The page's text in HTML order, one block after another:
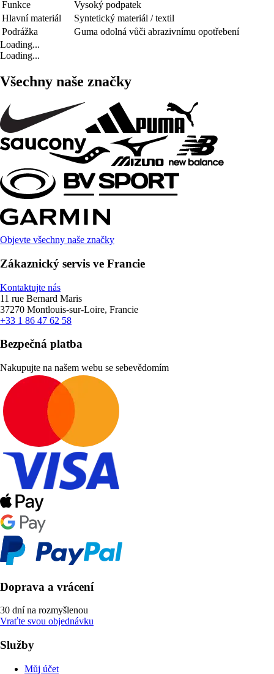
Funkce
Vysoký podpatek
Hlavní materiál
Syntetický materiál / textil
Podrážka
Guma odolná vůči abrazivnímu opotřebení
Loading...
Loading...
Všechny naše značky
Objevte všechny naše značky
Zákaznický servis ve Francie
Kontaktujte nás
11 rue Bernard Maris
37270 Montlouis-sur-Loire, Francie
+33 1 86 47 62 58
Bezpečná platba
Nakupujte na našem webu se sebevědomím
Doprava a vrácení
30 dní na rozmyšlenou
Vraťte svou objednávku
Služby
Můj účet